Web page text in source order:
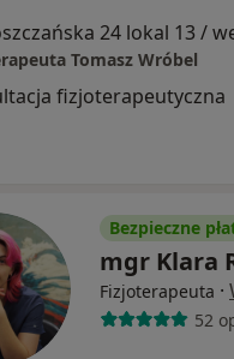
Tomasz Wróbel
fizjoterapeutyczna
Bezpieczne
mgr Klara
Fizjoterapeuta ·
52